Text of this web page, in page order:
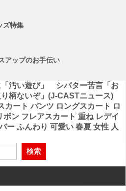
ズ特集
アップのお手伝い
「汚い遊び」 シバター苦言「お
柄ないぞ」(J-CASTニュース)
カート パンツ ロングスカート ロ
ン フレアスカート 重ね レデイ
ー ふんわり 可愛い 春夏 女性 人
検索